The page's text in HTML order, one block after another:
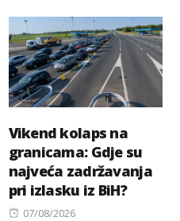
Vikend kolaps na
granicama: Gdje su
najveća zadržavanja
pri izlasku iz BiH?
Posted
07/08/2026